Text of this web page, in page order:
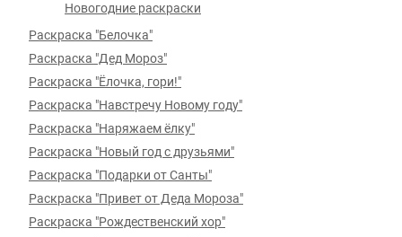
Новогодние раскраски
Раскраска "Белочка"
Раскраска "Дед Мороз"
Раскраска "Ёлочка, гори!"
Раскраска "Навстречу Новому году"
Раскраска "Наряжаем ёлку"
Раскраска "Новый год с друзьями"
Раскраска "Подарки от Санты"
Раскраска "Привет от Деда Мороза"
Раскраска "Рождественский хор"